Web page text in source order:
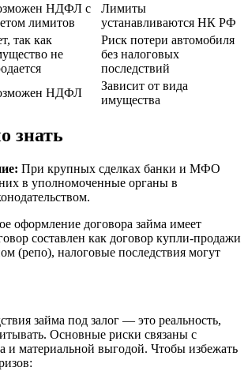
НДФЛ с
лимитов
Лимиты
устанавливаются НК РФ
так как
не
Риск потери автомобиля
без налоговых
последствий
НДФЛ
Зависит от вида
имущества
знать
При крупных сделках банки и МФО
в уполномоченные органы в
оформление договора займа имеет
составлен как договор купли-продажи
(репо), налоговые последствия могут
займа под залог — это реальность,
Основные риски связаны с
и материальной выгодой. Чтобы избежать